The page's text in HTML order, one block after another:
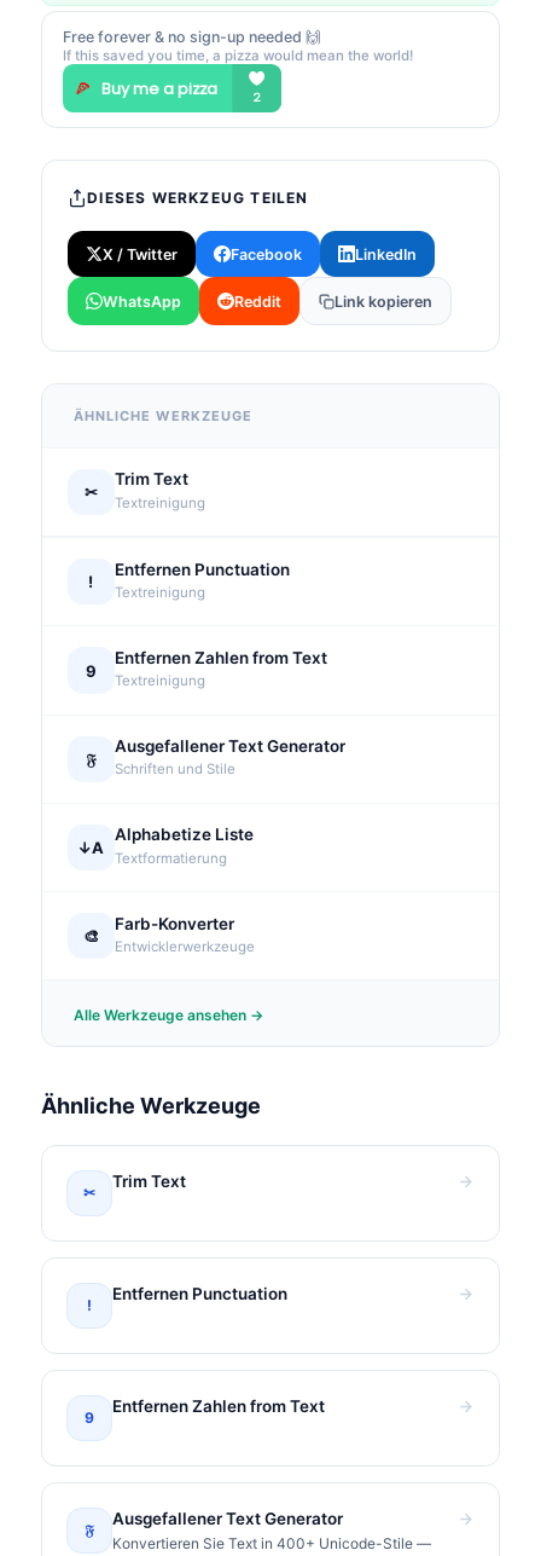
Free forever & no sign-up needed 🙌
If this saved you time, a pizza would mean the world!
DIESES WERKZEUG TEILEN
X / Twitter Facebook LinkedIn
WhatsApp Reddit Link kopieren
ÄHNLICHE WERKZEUGE
✂
Trim Text
Textreinigung
!
Entfernen Punctuation
Textreinigung
9
Entfernen Zahlen from Text
Textreinigung
𝔉
Ausgefallener Text Generator
Schriften und Stile
↓A
Alphabetize Liste
Textformatierung
🎨
Farb-Konverter
Entwicklerwerkzeuge
Alle Werkzeuge ansehen →
Ähnliche Werkzeuge
✂
Trim Text
!
Entfernen Punctuation
9
Entfernen Zahlen from Text
𝔉
Ausgefallener Text Generator
Konvertieren Sie Text in 400+ Unicode-Stile —